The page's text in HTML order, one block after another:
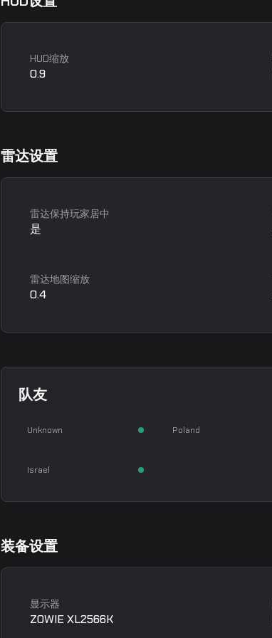
HUD缩放
0.9
雷达设置
雷达保持玩家居中
是
雷达地图缩放
0.4
队友
步枪手
malbsMd
Mario Samayoa
Unknown Poland
步枪手
Nertz
Israel
装备设置
显示器
ZOWIE XL2566K